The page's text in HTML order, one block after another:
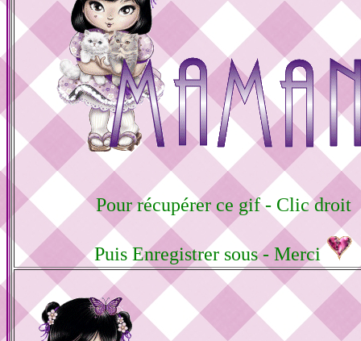
Pour récupérer ce gif - Clic droit
Puis Enregistrer sous - Merci